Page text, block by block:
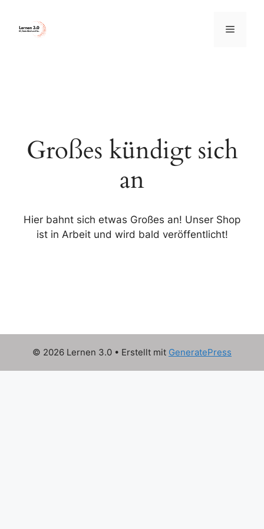
springen
Menü
Großes kündigt sich
an
Hier bahnt sich etwas Großes an! Unser Shop
ist in Arbeit und wird bald veröffentlicht!
© 2026 Lernen 3.0 • Erstellt mit GeneratePress